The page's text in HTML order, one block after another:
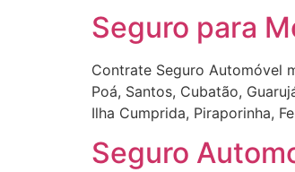
Seguro para
Contrate Seguro Automóvel
Poá, Santos, Cubatão,
Ilha Cumprida, Piraporinha,
Seguro